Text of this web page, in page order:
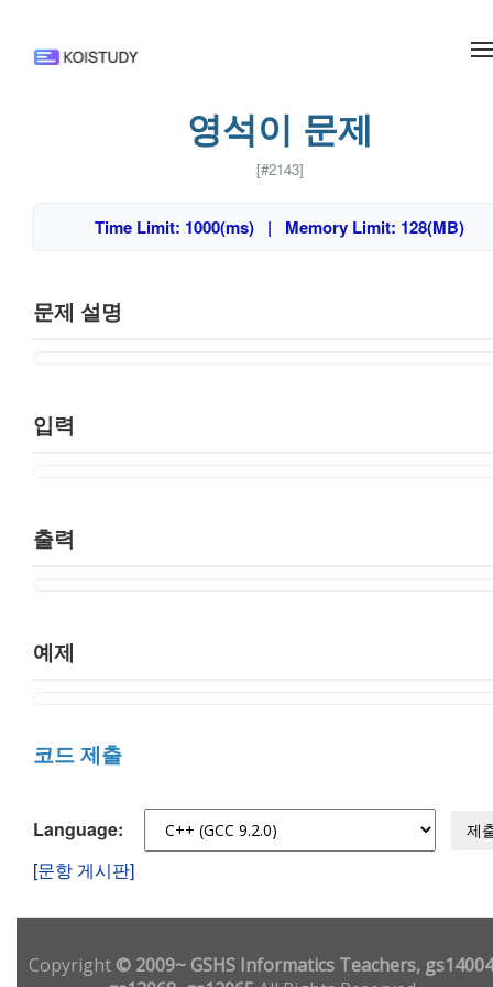
영석이 문제
[#2143]
Time Limit: 1000(ms) | Memory Limit: 128(MB)
문제 설명
입력
출력
예제
코드 제출
Language: 제
[문항 게시판]
Copyright© 2009~ GSHS Informatics Teachers,